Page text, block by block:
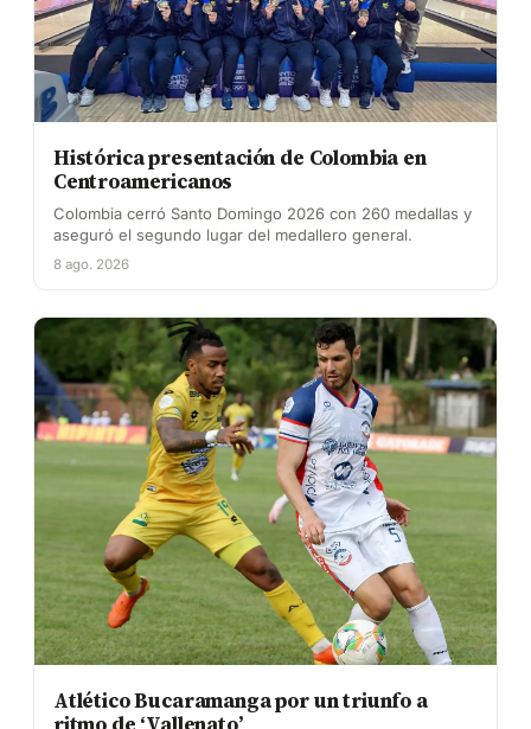
Histórica presentación de Colombia en
Centroamericanos
Colombia cerró Santo Domingo 2026 con 260 medallas y
aseguró el segundo lugar del medallero general.
8 ago. 2026
Atlético Bucaramanga por un triunfo a